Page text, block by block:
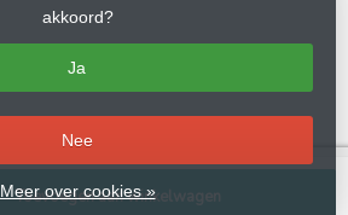
Toevoegen aan winkelwagen
akkoord?
Ja
Nee
Meer over cookies »